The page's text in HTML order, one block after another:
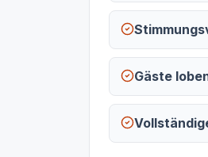
Gäste